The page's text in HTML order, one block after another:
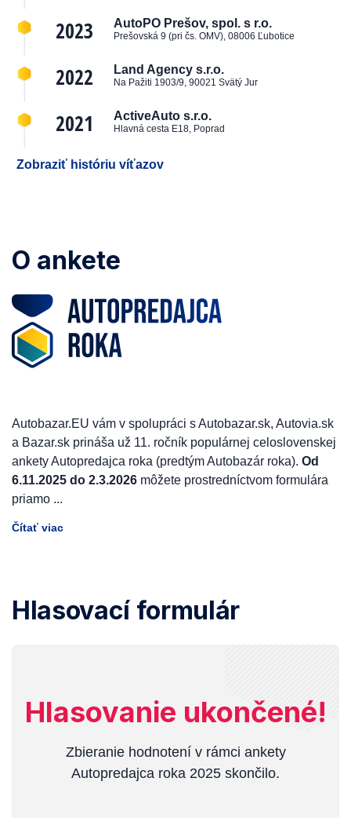
2023 AutoPO Prešov, spol. s r.o.
Prešovská 9 (pri čs. OMV), 08006 Ľubotice
2022 Land Agency s.r.o.
Na Pažiti 1903/9, 90021 Svätý Jur
2021 ActiveAuto s.r.o.
Hlavná cesta E18, Poprad
Zobraziť históriu víťazov
O ankete
Autobazar.EU vám v spolupráci s Autobazar.sk, Autovia.sk
a Bazar.sk prináša už 11. ročník populárnej celoslovenskej
ankety Autopredajca roka (predtým Autobazár roka). Od
6.11.2025 do 2.3.2026 môžete prostredníctvom formulára
priamo ...
Čítať viac
Hlasovací formulár
Hlasovanie ukončené!
Zbieranie hodnotení v rámci ankety
Autopredajca roka 2025 skončilo.